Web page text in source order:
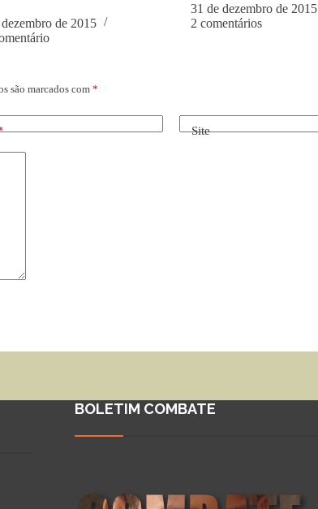
de 2015
31 de dezembro de 2015
2 comentários
são marcados com*
Site
BOLETIM COMBATE